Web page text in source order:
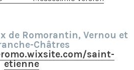
de Romorantin, Vernou et
Châtres
saint-
etienne